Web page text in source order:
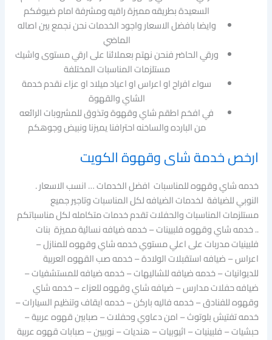
السعيدة بطريقه مميزة راقيه ومشرفة امام ضيوفكم
وايضا بافضل الاسعار واجود الخدمات نحن نجمع بين اصاله
الماضي
ورقي الحاضر فنحن نهتم بعملائنا على ارقي مستوى واشيك
مستلزمات المناسبات المختلفة
سواء افراح او اعراس او اعياد ميلاد او عزاء نقدم خدمة
الشاي والقهوة
في افخم اطقم شاي وقهوة وتذوق للمشروبات الرائعه
من البارده والساخنه احترافنا يميزنا ونبيض وجوهكم
ارخص خدمة شاى وقهوة الكويت
خدمه شاي وقهوه للمناسبات افضل الخدمات … انسب الاسعار .
النوبي للضيافة لخدمات الضيافه لكل المناسبات وتاجير جميع
مستلزمات المناسبات والحفلات تقدم خدمات متكامله لكل مناسباتكم
.. خدمه شاي وقهوه فلبيينات – خدمه ضيافه نسائية مميزة بنات
فلبينيات مدربات على اعلي مستوي خدمه شاي وقهوه للمنازل –
اعراس – ضيافه استقبلات الولادة – خدمه صب القهوه العربية
للديوانيات – خدمه ضيافه للشاليهات – خدمه ضيافه للمستشفيات –
ضيافه حفلات مدارس – ضيافه شاي وقهوه للعزاء – خدمه شاي
وقهوه للفنادق – خدمه فاليه باركن – خدمه ايقاف وتنظيم السيارات –
خدمه تفتيش بلوتوث – امن دعاوي وحفلات – صبابين قهوه عربية –
حبشيات – فلبينيات – اثيوبيات – هنديات – نوبيين – صبابات قهوه عربية